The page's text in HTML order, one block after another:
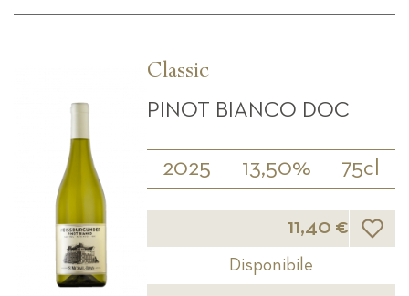
Classic
PINOT BIANCO DOC
2025 13,50% 75cl
11,40 € Lista
Disponibile